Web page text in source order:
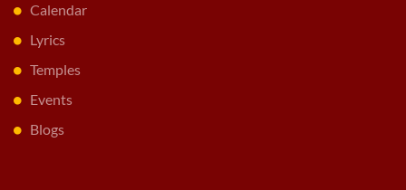
Calendar
Lyrics
Temples
Events
Blogs